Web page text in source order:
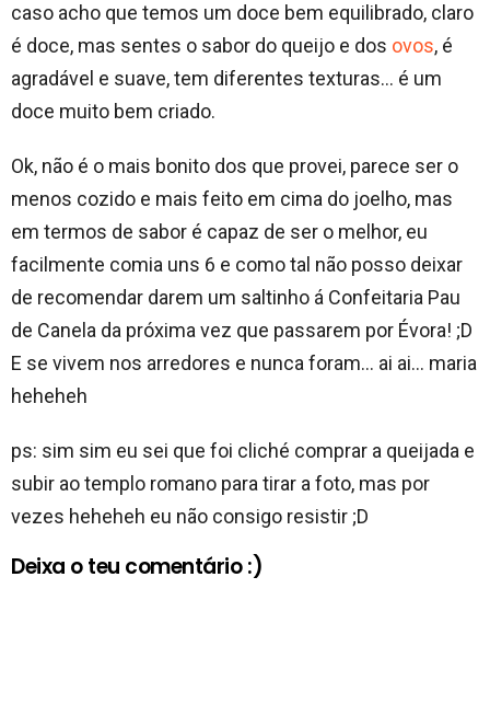
caso acho que temos um doce bem equilibrado, claro
é doce, mas sentes o sabor do queijo e dos ovos, é
agradável e suave, tem diferentes texturas… é um
doce muito bem criado.
Ok, não é o mais bonito dos que provei, parece ser o
menos cozido e mais feito em cima do joelho, mas
em termos de sabor é capaz de ser o melhor, eu
facilmente comia uns 6 e como tal não posso deixar
de recomendar darem um saltinho á Confeitaria Pau
de Canela da próxima vez que passarem por Évora! ;D
E se vivem nos arredores e nunca foram… ai ai… maria
heheheh
ps: sim sim eu sei que foi cliché comprar a queijada e
subir ao templo romano para tirar a foto, mas por
vezes heheheh eu não consigo resistir ;D
Deixa o teu comentário :)